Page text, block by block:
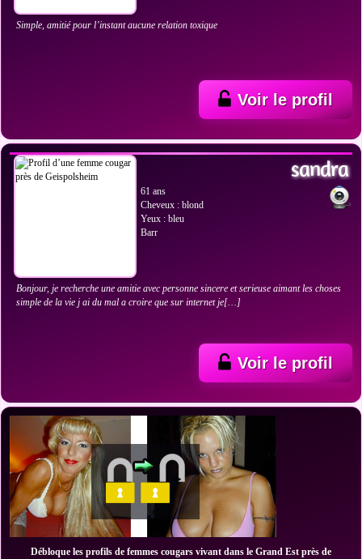
Simple, amitié pour l’instant aucune relation toxique
Voir le profil
sandra
61 ans
Cheveux : blond
Yeux : bleu
Barr
Bonjour, je recherche une amitie avec personne sincere et serieuse aimant les choses
simple de la vie j ai du mal a croire que sur internet je[…]
Voir le profil
Débloque les profils de femmes cougars vivant dans le Grand Est près de